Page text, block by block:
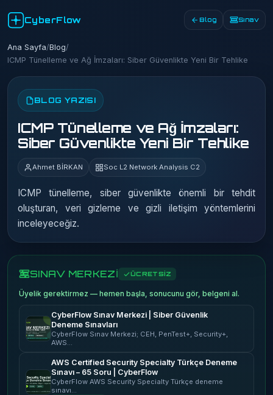
CyberFlow Blog Sınav
Ana Sayfa/Blog/
ICMP Tünelleme ve Ağ İmzaları: Siber Güvenlikte Yeni Bir Tehlike
BLOG YAZISI
ICMP Tünelleme ve Ağ İmzaları:
Siber Güvenlikte Yeni Bir Tehlike
Ahmet BİRKAN Soc L2 Network Analysis C2
ICMP tünelleme, siber güvenlikte önemli bir tehdit
oluşturan, veri gizleme ve gizli iletişim yöntemlerini
inceleyeceğiz.
SINAV MERKEZİ ÜCRETSİZ
Üyelik gerektirmez — hemen başla, sonucunu gör, belgeni al.
CyberFlow Sınav Merkezi | Siber Güvenlik
Deneme Sınavları
CyberFlow Sınav Merkezi; CEH, PenTest+, Security+,
AWS…
AWS Certified Security Specialty Türkçe Deneme
Sınavı – 65 Soru | CyberFlow
CyberFlow AWS Security Specialty Türkçe deneme
sınavı…